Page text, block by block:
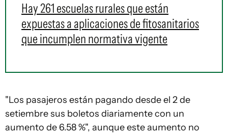
Hay 261 escuelas rurales que están
expuestas a aplicaciones de fitosanitarios
que incumplen normativa vigente
"Los pasajeros están pagando desde el 2 de
setiembre sus boletos diariamente con un
aumento de 6.58 %", aunque este aumento no